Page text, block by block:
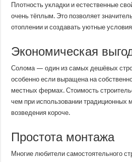
Плотность укладки и естественные
очень тёплым. Это позволяет
отоплении и создавать уютные
Экономическая
Солома — один из самых дешёвых
особенно если выращена на
местных фермах. Стоимость
чем при использовании традиционных
возведения короче.
Простота монтажа
Многие любители самостоятельного